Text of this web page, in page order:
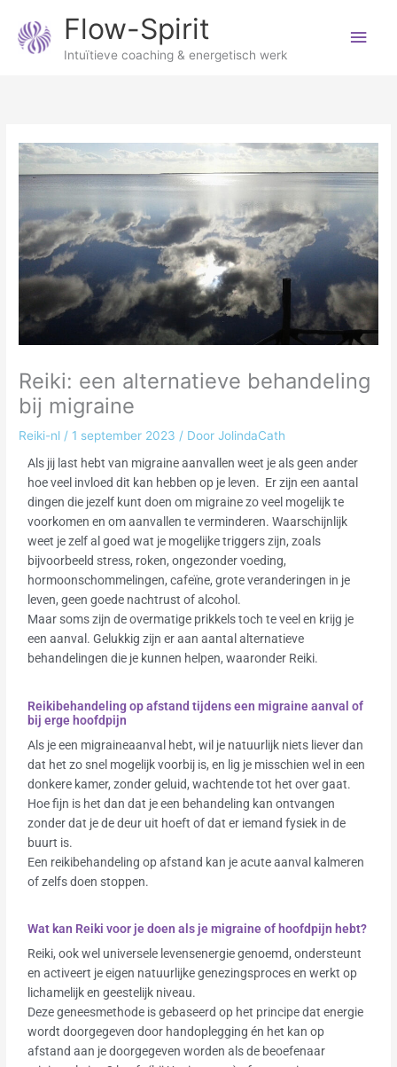
naar
Flow-Spirit
Intuïtieve coaching & energetisch werk
Reiki: een alternatieve behandeling
bij migraine
Reiki-nl / 1 september 2023/ DoorJolindaCath
Als jij last hebt van migraine aanvallen weet je als geen ander
hoe veel invloed dit kan hebben op je leven. Er zijn een aantal
dingen die jezelf kunt doen om migraine zo veel mogelijk te
voorkomen en om aanvallen te verminderen. Waarschijnlijk
weet je zelf al goed wat je mogelijke triggers zijn, zoals
bijvoorbeeld stress, roken, ongezonder voeding,
hormoonschommelingen, cafeïne, grote veranderingen in je
leven, geen goede nachtrust of alcohol.
Maar soms zijn de overmatige prikkels toch te veel en krijg je
een aanval. Gelukkig zijn er aan aantal alternatieve
behandelingen die je kunnen helpen, waaronder Reiki.
Reikibehandeling op afstand tijdens een migraine aanval of
bij erge hoofdpijn
Als je een migraineaanval hebt, wil je natuurlijk niets liever dan
dat het zo snel mogelijk voorbij is, en lig je misschien wel in een
donkere kamer, zonder geluid, wachtende tot het over gaat.
Hoe fijn is het dan dat je een behandeling kan ontvangen
zonder dat je de deur uit hoeft of dat er iemand fysiek in de
buurt is.
Een reikibehandeling op afstand kan je acute aanval kalmeren
of zelfs doen stoppen.
Wat kan Reiki voor je doen als je migraine of hoofdpijn hebt?
Reiki, ook wel universele levensenergie genoemd, ondersteunt
en activeert je eigen natuurlijke genezingsproces en werkt op
lichamelijk en geestelijk niveau.
Deze geneesmethode is gebaseerd op het principe dat energie
wordt doorgegeven door handoplegging én het kan op
afstand aan je doorgegeven worden als de beoefenaar